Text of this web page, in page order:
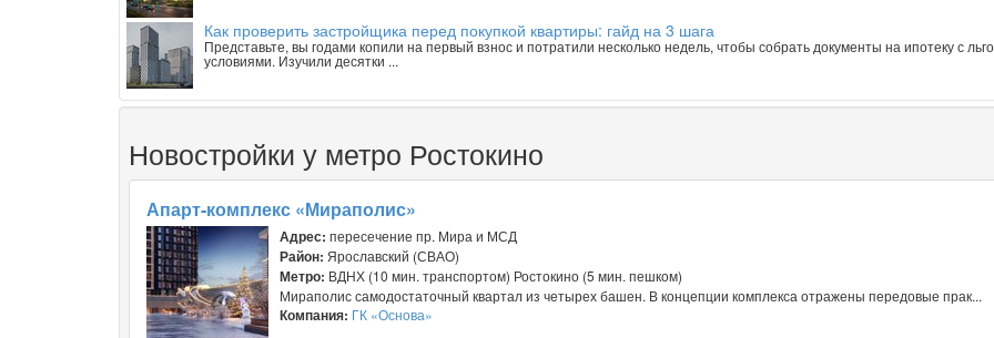
Как проверить застройщика перед покупкой квартиры: гайд на 3 шага
Представьте, вы годами копили на первый взнос и потратили несколько недель, чтобы собрать документы на ипотеку с
условиями. Изучили десятки ...
Новостройки у метро Ростокино
Апарт-комплекс «Мираполис»
Адрес: пересечение пр. Мира и МСД
Район: Ярославский (СВАО)
Метро: ВДНХ (10 мин. транспортом) Ростокино (5 мин. пешком)
Мираполис самодостаточный квартал из четырех башен. В концепции комплекса отражены передовые прак...
Компания: ГК «Основа»